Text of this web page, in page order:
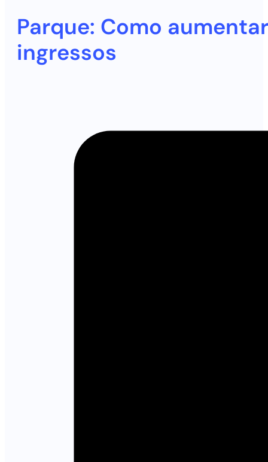
Parque: Como
ingressos